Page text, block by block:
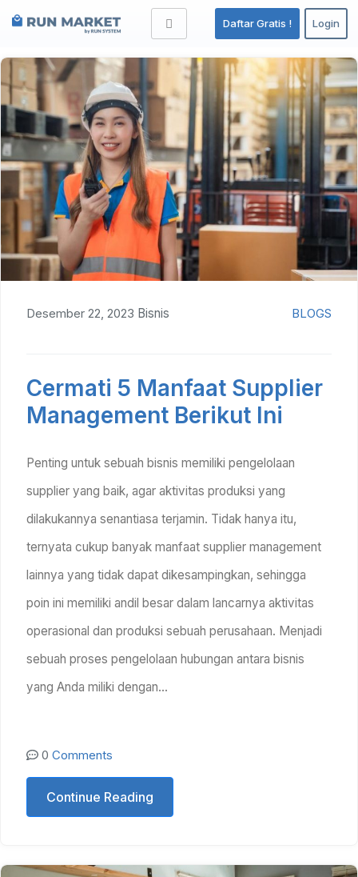
Daftar Gratis ! Login
Tag: RUN Market
Desember 22, 2023 Bisnis BLOGS
Cermati 5 Manfaat Supplier
Management Berikut Ini
Penting untuk sebuah bisnis memiliki pengelolaan
supplier yang baik, agar aktivitas produksi yang
dilakukannya senantiasa terjamin. Tidak hanya itu,
ternyata cukup banyak manfaat supplier management
lainnya yang tidak dapat dikesampingkan, sehingga
poin ini memiliki andil besar dalam lancarnya aktivitas
operasional dan produksi sebuah perusahaan. Menjadi
sebuah proses pengelolaan hubungan antara bisnis
yang Anda miliki dengan…
0 Comments
Continue Reading